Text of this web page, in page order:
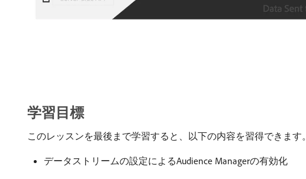
学習目標
このレッスンを最後まで学習すると、以下の内容を習得できます。
データストリームの設定によるAudience Managerの有効化